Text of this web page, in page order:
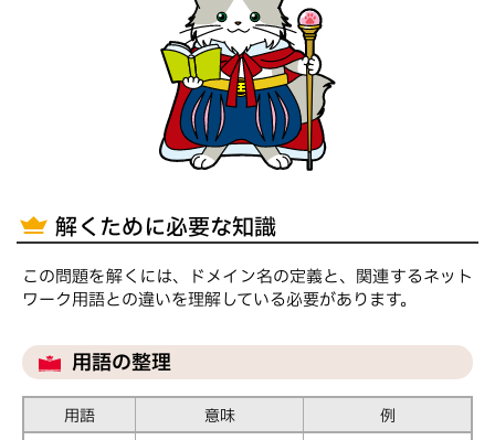
解くために必要な知識
この問題を解くには、ドメイン名の定義と、関連するネット
ワーク用語との違いを理解している必要があります。
用語の整理
用語 意味 例